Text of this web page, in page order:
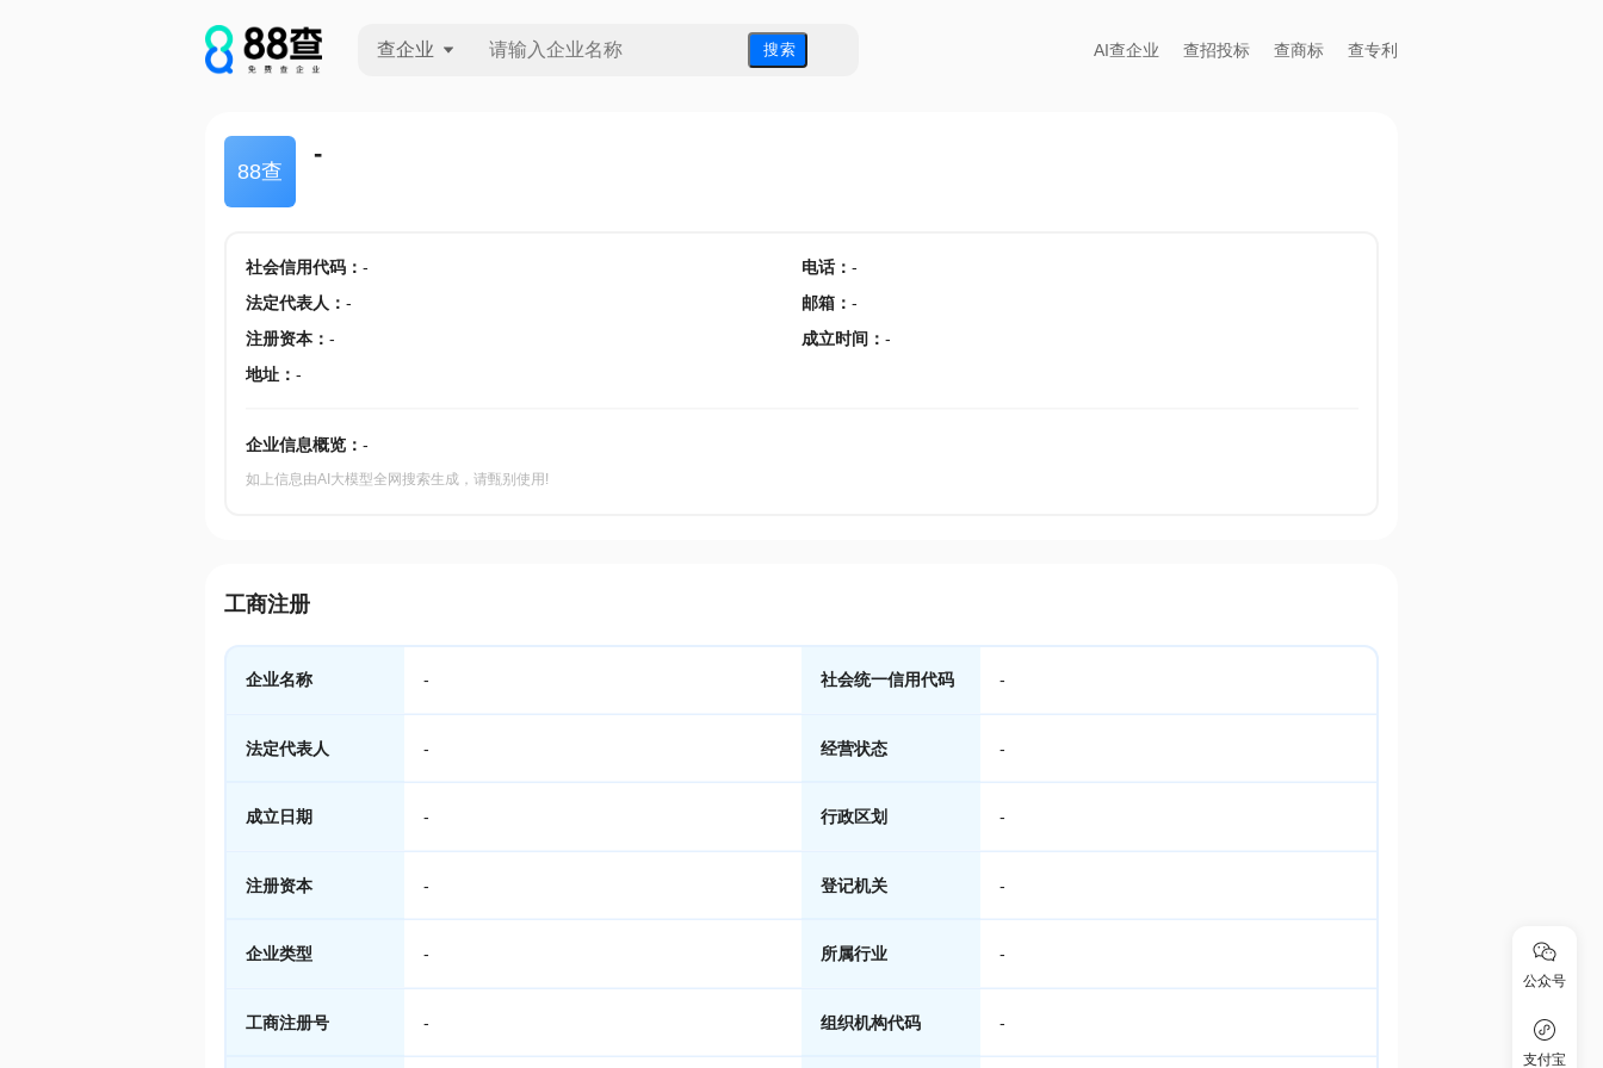
查企业 搜 索 AI查企业 查招投标 查商标 查专利
88查
-
社会信用代码： - 电话： -
法定代表人 ： - 邮箱 ： -
注册资本： - 成立时间 ： -
地址： -
企业信息概览： -
如上信息由AI大模型全网搜索生成，请甄别使用!
工商注册
企业名称 - 社会统一信用代码 -
法定代表人 - 经营状态 -
成立日期 - 行政区划 -
注册资本 - 登记机关 -
企业类型 - 所属行业 -
工商注册号 - 组织机构代码 -
公众号
支付宝